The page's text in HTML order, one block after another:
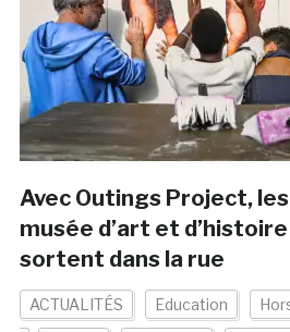
Avec Outings Project,
musée d’art et
sortent dans la rue
ACTUALITÉS Education